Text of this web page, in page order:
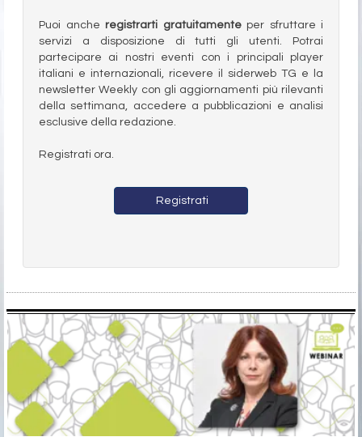
Puoi anche registrarti gratuitamenteper sfruttare i
servizi a disposizione di tutti gli utenti. Potrai
partecipare ai nostri eventi con i principali player
italiani e internazionali, ricevere il siderweb TG e la
newsletter Weekly con gli aggiornamenti più rilevanti
della settimana, accedere a pubblicazioni e analisi
esclusive della redazione.
Registrati ora.
Registrati